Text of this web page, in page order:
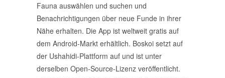
Fauna auswählen und suchen und
Benachrichtigungen über neue Funde in ihrer
Nähe erhalten. Die App ist weltweit gratis auf
dem Android-Markt erhältlich. Boskoi setzt auf
der Ushahidi-Plattform auf und ist unter
derselben Open-Source-Lizenz veröffentlicht.